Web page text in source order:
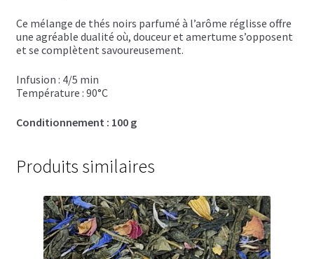
Coffrets boissons alcoolisées
Mélanges pour cocktail
Cafés aromatisés
Calendriers de l’Avent
Ce mélange de thés noirs parfumé à l’arôme réglisse offre
une agréable dualité où, douceur et amertume s’opposent
et se complètent savoureusement.
Infusion : 4/5 min
Température : 90°C
Conditionnement : 100 g
Produits similaires